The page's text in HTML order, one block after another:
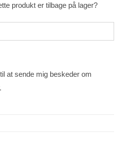
produkt er tilbage på lager?
at sende mig beskeder om